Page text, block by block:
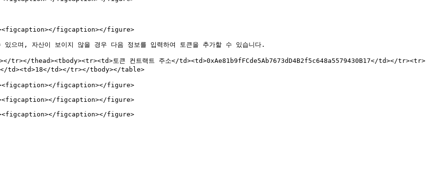
figcaption></figure>
며, 자산이 보이지 않을 경우 다음 정보를 입력하여 토큰을 추가할 수 있습니다.
thead><tbody><tr><td>토큰 컨트랙트 주소</td><td>0xAe81b9fFCde5Ab7673dD4B2f5c648a5579430B17</td></tr><tr>
</td><td>18</td></tr></tbody></table>
figcaption></figure>
figcaption></figure>